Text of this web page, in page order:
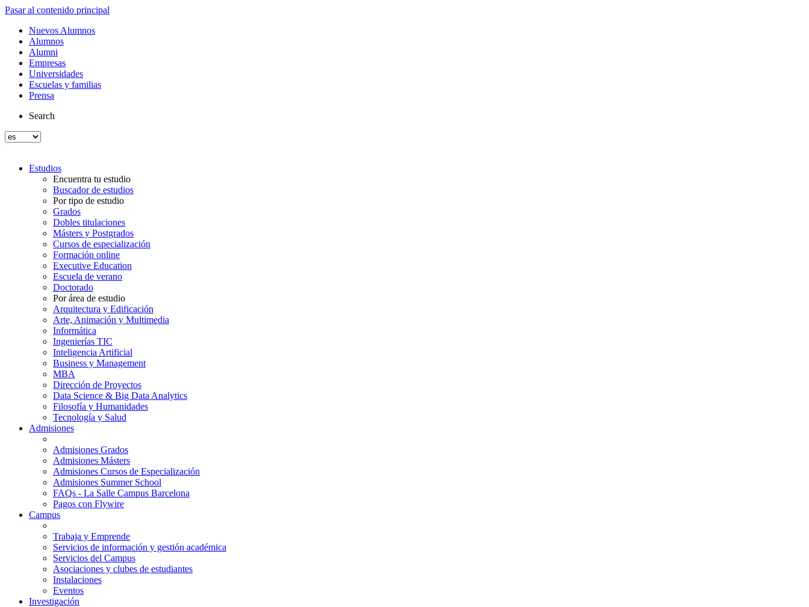
Pasar al contenido principal
Nuevos Alumnos
Alumnos
Alumni
Empresas
Universidades
Escuelas y familias
Prensa
Search
Estudios
Encuentra tu estudio
Buscador de estudios
Por tipo de estudio
Grados
Dobles titulaciones
Másters y Postgrados
Cursos de especialización
Formación online
Executive Education
Escuela de verano
Doctorado
Por área de estudio
Arquitectura y Edificación
Arte, Animación y Multimedia
Informática
Ingenierías TIC
Inteligencia Artificial
Business y Management
MBA
Dirección de Proyectos
Data Science & Big Data Analytics
Filosofía y Humanidades
Tecnología y Salud
Admisiones
Admisiones Grados
Admisiones Másters
Admisiones Cursos de Especialización
Admisiones Summer School
FAQs - La Salle Campus Barcelona
Pagos con Flywire
Campus
Trabaja y Emprende
Servicios de información y gestión académica
Servicios del Campus
Asociaciones y clubes de estudiantes
Instalaciones
Eventos
Investigación